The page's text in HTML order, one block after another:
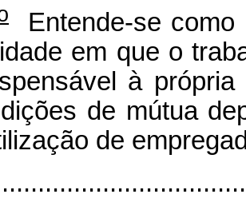
Entende-se como
em que o
à
de mútua
de